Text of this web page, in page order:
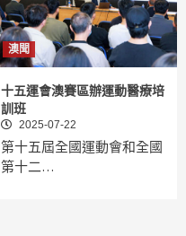
澳聞
十五運會澳賽區辦運動醫療培
訓班
2025-07-22
第十五屆全國運動會和全國
第十二…